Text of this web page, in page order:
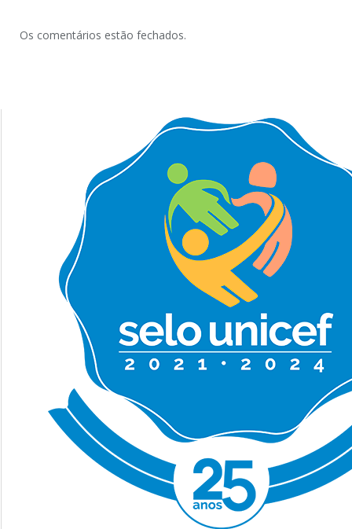
Os comentários estão fechados.